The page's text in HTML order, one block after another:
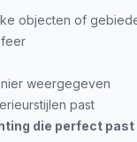
objecten of
weergegeven
past
die perfect